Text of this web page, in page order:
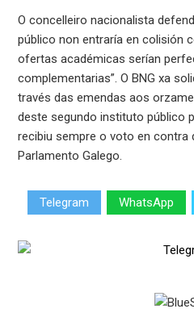
O concelleiro nacionalista
público non entraría en colisión
ofertas académicas serían
complementarias”. O BNG xa
través das emendas aos
deste segundo instituto público
recibiu sempre o voto en contra
Parlamento Galego.
Telegram WhatsApp